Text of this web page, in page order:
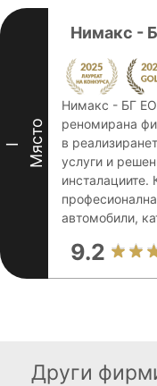
I Място
Нимакс -
Нимакс - БГ
реномирана
в
услуги и
инсталациите.
автомобили,
9.2
Други